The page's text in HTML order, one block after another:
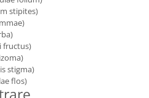
stipites)
fructus)
stigma)
flos)